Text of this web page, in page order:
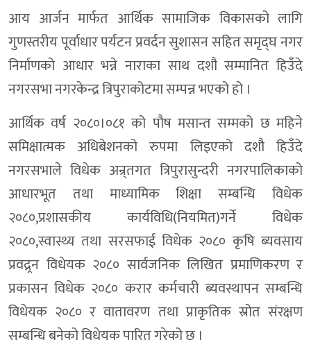
आय आर्जन मार्फत आर्थिक सामाजिक विकासको लागि
गुणस्तरीय पूर्वाधार पर्यटन प्रवर्दन सुशासन सहित समृद्घ नगर
निर्माणको आधार भन्ने नाराका साथ दशौ सम्मानित हिउँदे
नगरसभा नगरकेन्द्र त्रिपुराकोटमा सम्पन्न भएको हो ।
आर्थिक वर्ष २०८०।०८१ को पौष मसान्त सम्मको छ महिने
समिक्षात्मक अधिबेशनको रुपमा लिइएको दशौ हिउँदे
नगरसभाले विधेक अन्र्तगत त्रिपुरासुन्दरी नगरपालिकाको
आधारभूत तथा माध्यामिक शिक्षा सम्बन्धि विधेक
२०८०,प्रशासकीय कार्यविधि(नियमित)गर्ने विधेक
२०८०,स्वास्थ्य तथा सरसफाई विधेक २०८० कृषि ब्यवसाय
प्रवद्र्रन विधेयक २०८० सार्वजनिक लिखित प्रमाणिकरण र
प्रकासन विधेक २०८० करार कर्मचारी ब्यवस्थापन सम्बन्धि
विधेयक २०८० र वातावरण तथा प्राकृतिक स्रोत संरक्षण
सम्बन्धि बनेको विधेयक पारित गरेको छ ।